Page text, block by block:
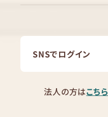
SNSでログイン
法人の方はこちら